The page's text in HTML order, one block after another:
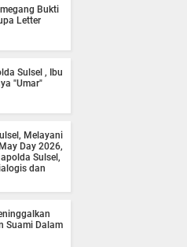
Bukti
Letter
Sulsel , Ibu
"Umar"
Melayani
Day 2026,
Sulsel,
dan
Suami Dalam